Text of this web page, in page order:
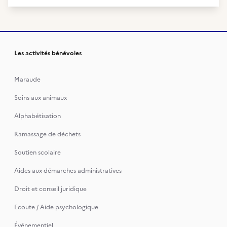
Les activités bénévoles
Maraude
Soins aux animaux
Alphabétisation
Ramassage de déchets
Soutien scolaire
Aides aux démarches administratives
Droit et conseil juridique
Ecoute / Aide psychologique